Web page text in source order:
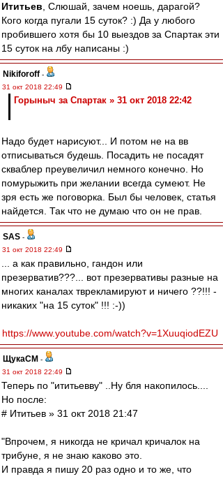
Ититьев , Слюшай, зачем ноешь, дарагой?
Кого когда пугали 15 суток? :) Да у любого
пробившего хотя бы 10 выездов за Спартак эти
15 суток на лбу написаны :)
Nikiforoff -
31 окт 2018 22:49
Горыныч за Спартак » 31 окт 2018 22:42
Надо будет нарисуют... И потом не на вв
отписываться будешь. Посадить не посадят
скваблер преувеличил немного конечно. Но
помурыжить при желании всегда сумеют. Не
зря есть же поговорка. Был бы человек, статья
найдется. Так что не думаю что он не прав.
SAS -
31 окт 2018 22:49
... а как правильно, гандон или
презерватив???... вот презервативы разные на
многих каналах тврекламируют и ничего ??!!! -
никаких "на 15 суток" !!! :-))
https://www.youtube.com/watch?v=1XuuqiodEZU
ЩукаСМ -
31 окт 2018 22:49
Теперь по "ититьевву" ..Ну бля накопилось....
Но после:
# Ититьев » 31 окт 2018 21:47
"Впрочем, я никогда не кричал кричалок на
трибуне, я не знаю каково это.
И правда я пишу 20 раз одно и то же, что